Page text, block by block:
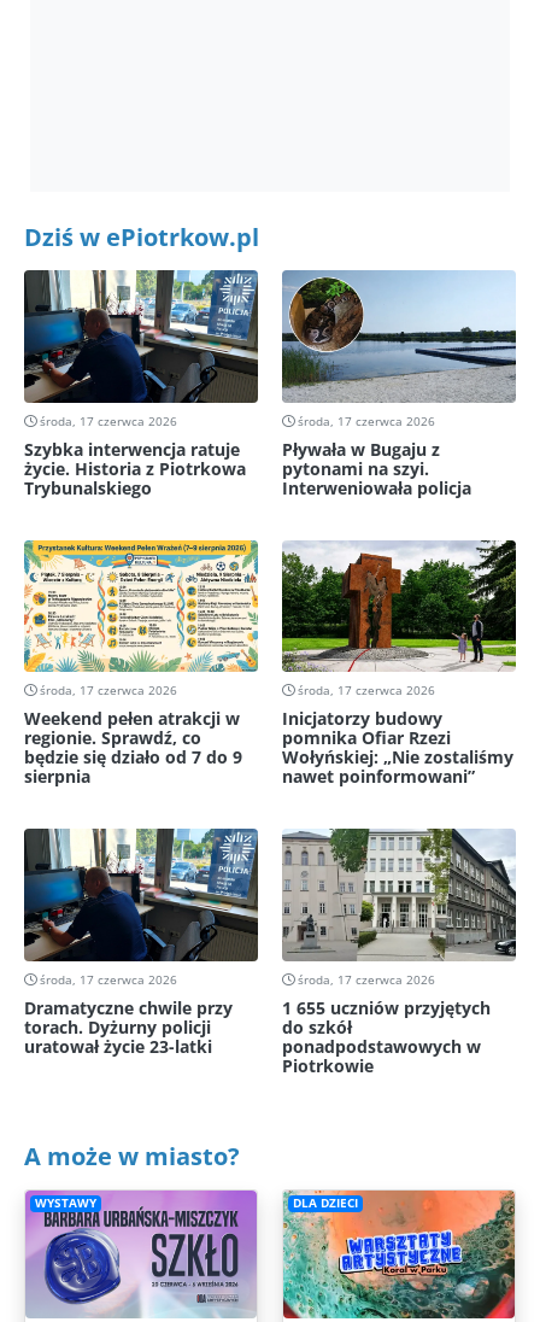
Dziś w ePiotrkow.pl
środa, 17 czerwca 2026
Szybka interwencja ratuje
życie. Historia z Piotrkowa
Trybunalskiego
środa, 17 czerwca 2026
Pływała w Bugaju z
pytonami na szyi.
Interweniowała policja
środa, 17 czerwca 2026
Weekend pełen atrakcji w
regionie. Sprawdź, co
będzie się działo od 7 do 9
sierpnia
środa, 17 czerwca 2026
Inicjatorzy budowy
pomnika Ofiar Rzezi
Wołyńskiej: „Nie zostaliśmy
nawet poinformowani”
środa, 17 czerwca 2026
Dramatyczne chwile przy
torach. Dyżurny policji
uratował życie 23-latki
środa, 17 czerwca 2026
1 655 uczniów przyjętych
do szkół
ponadpodstawowych w
Piotrkowie
A może w miasto?
WYSTAWY DLA DZIECI